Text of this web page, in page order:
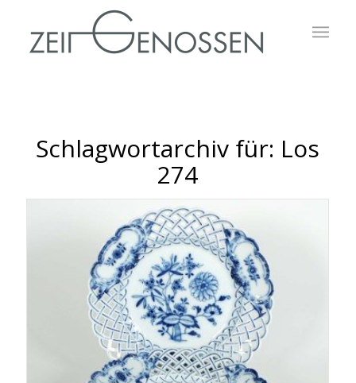
Schlagwortarchiv für: Los
274